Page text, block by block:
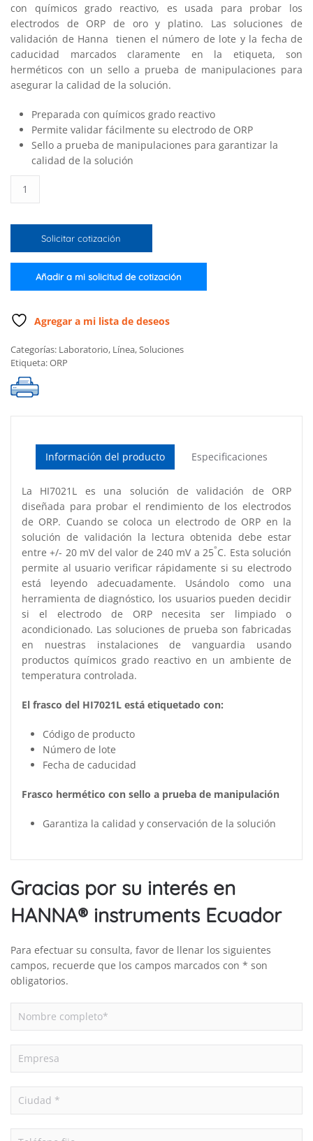
con químicos grado reactivo, es usada para probar los
electrodos de ORP de oro y platino. Las soluciones de
validación de Hanna tienen el número de lote y la fecha de
caducidad marcados claramente en la etiqueta, son
herméticos con un sello a prueba de manipulaciones para
asegurar la calidad de la solución.
Preparada con químicos grado reactivo
Permite validar fácilmente su electrodo de ORP
Sello a prueba de manipulaciones para garantizar la
calidad de la solución
de
mV
25°C
mL)
cantidad
Solicitar cotización
Añadir a mi solicitud de cotización
Agregar a mi lista de deseos
Categorías: Laboratorio, Línea,Soluciones
Etiqueta:ORP
Información del producto Especificaciones
La HI7021L es una solución de validación de ORP
diseñada para probar el rendimiento de los electrodos
de ORP. Cuando se coloca un electrodo de ORP en la
solución de validación la lectura obtenida debe estar
entre +/- 20 mV del valor de 240 mV a 25°C. Esta solución
permite al usuario verificar rápidamente si su electrodo
está leyendo adecuadamente. Usándolo como una
herramienta de diagnóstico, los usuarios pueden decidir
si el electrodo de ORP necesita ser limpiado o
acondicionado. Las soluciones de prueba son fabricadas
en nuestras instalaciones de vanguardia usando
productos químicos grado reactivo en un ambiente de
temperatura controlada.
El frasco del HI7021L está etiquetado con:
Código de producto
Número de lote
Fecha de caducidad
Frasco hermético con sello a prueba de manipulación
Garantiza la calidad y conservación de la solución
Gracias por su interés en
HANNA® instruments Ecuador
Para efectuar su consulta, favor de llenar los siguientes
campos, recuerde que los campos marcados con * son
obligatorios.